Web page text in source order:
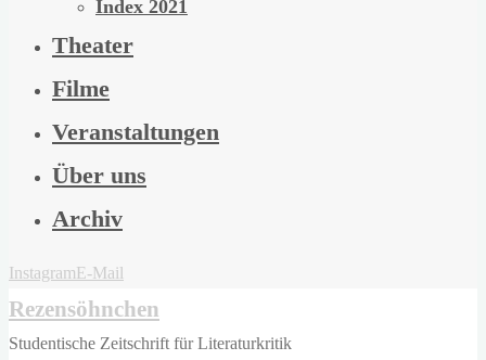
Index 2021
Theater
Filme
Veranstaltungen
Über uns
Archiv
InstagramE-Mail
Rezensöhnchen
Studentische Zeitschrift für Literaturkritik